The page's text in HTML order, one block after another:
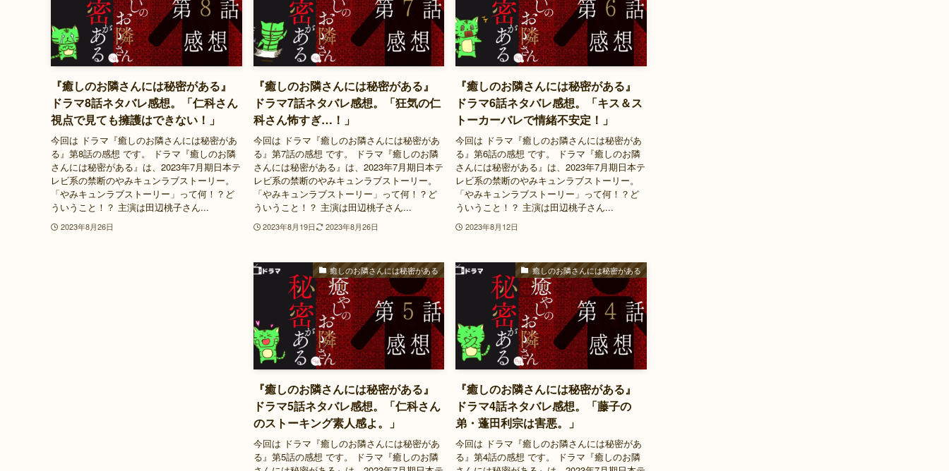
『癒しのお隣さんには秘密がある』
ドラマ8話ネタバレ感想。「仁科さん
視点で見ても擁護はできない！」
今回は ドラマ『癒しのお隣さんには秘密があ
る』第8話の感想 です。 ドラマ『癒しのお隣
さんには秘密がある』は、2023年7月期日本テ
レビ系の禁断のやみキュンラブストーリー。
「やみキュンラブストーリー」って何！？ど
ういうこと！？ 主演は田辺桃子さん...
2023年8月26日
『癒しのお隣さんには秘密がある』
ドラマ7話ネタバレ感想。「狂気の仁
科さん怖すぎ…！」
今回は ドラマ『癒しのお隣さんには秘密があ
る』第7話の感想 です。 ドラマ『癒しのお隣
さんには秘密がある』は、2023年7月期日本テ
レビ系の禁断のやみキュンラブストーリー。
「やみキュンラブストーリー」って何！？ど
ういうこと！？ 主演は田辺桃子さん...
2023年8月19日 2023年8月26日
『癒しのお隣さんには秘密がある』
ドラマ6話ネタバレ感想。「キス＆ス
トーカーバレで情緒不安定！」
今回は ドラマ『癒しのお隣さんには秘密があ
る』第6話の感想 です。 ドラマ『癒しのお隣
さんには秘密がある』は、2023年7月期日本テ
レビ系の禁断のやみキュンラブストーリー。
「やみキュンラブストーリー」って何！？ど
ういうこと！？ 主演は田辺桃子さん...
2023年8月12日
癒しのお隣さんには秘密がある
『癒しのお隣さんには秘密がある』
ドラマ5話ネタバレ感想。「仁科さん
のストーキング素人感よ。」
今回は ドラマ『癒しのお隣さんには秘密があ
る』第5話の感想 です。 ドラマ『癒しのお隣
癒しのお隣さんには秘密がある
『癒しのお隣さんには秘密がある』
ドラマ4話ネタバレ感想。「藤子の
弟・蓬田利宗は害悪。」
今回は ドラマ『癒しのお隣さんには秘密があ
る』第4話の感想 です。 ドラマ『癒しのお隣